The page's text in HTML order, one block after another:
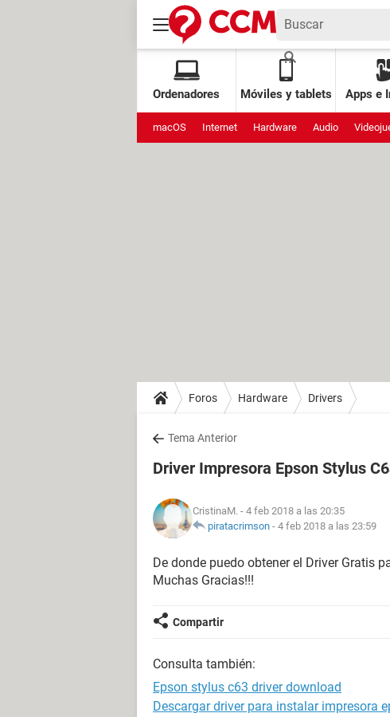
Ordenadores Móviles y tablets Apps e
macOS Internet Hardware Audio
Foros Hardware Drivers
Tema Anterior
Driver Impresora Epson Stylus
CristinaM. - 4 feb 2018 a las 20:35
piratacrimson - 4 feb 2018 a las 23:59
De donde puedo obtener el Driver Gratis
Muchas Gracias!!!
Compartir
Consulta también:
Epson stylus c63 driver download
Descargar driver para instalar impresora